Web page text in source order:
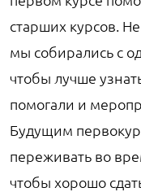
старших курсов.
мы собирались с
чтобы лучше
помогали и
Будущим
переживать во
чтобы хорошо